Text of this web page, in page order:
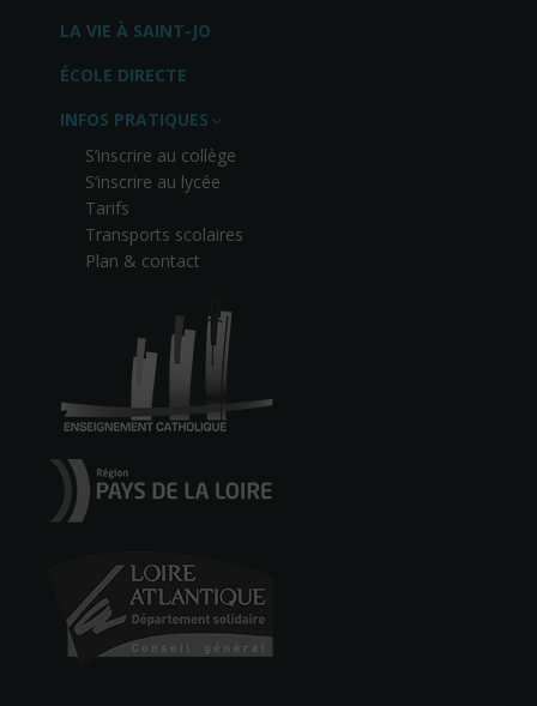
LA VIE À SAINT-JO
ÉCOLE DIRECTE
INFOS PRATIQUES
S’inscrire au collège
S’inscrire au lycée
Tarifs
Transports scolaires
Plan & contact